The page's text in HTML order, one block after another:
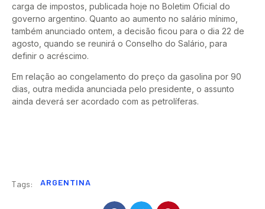
carga de impostos, publicada hoje no Boletim Oficial do
governo argentino. Quanto ao aumento no salário mínimo,
também anunciado ontem, a decisão ficou para o dia 22 de
agosto, quando se reunirá o Conselho do Salário, para
definir o acréscimo.
Em relação ao congelamento do preço da gasolina por 90
dias, outra medida anunciada pelo presidente, o assunto
ainda deverá ser acordado com as petrolíferas.
Tags: ARGENTINA